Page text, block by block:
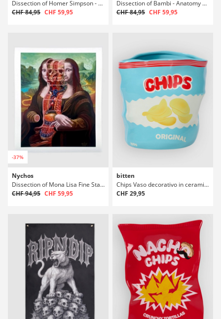
Dissection of Homer Simpson - Anatomy Stampa artistica
CHF 84,95 CHF 59,95
Dissection of Bambi - Anatomy Sheet Fine Stampa artistica
CHF 84,95 CHF 59,95
-37%
Nychos
Dissection of Mona Lisa Fine Stampa artistica
CHF 94,95 CHF 59,95
bitten
Chips Vaso decorativo in ceramica
CHF 29,95